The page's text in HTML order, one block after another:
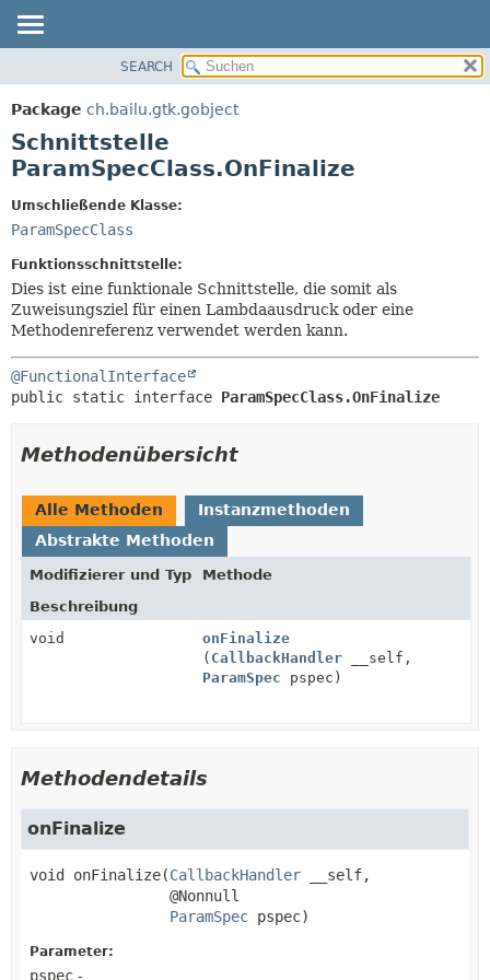
PACKAGE
KLASSE
BAUM
INDEX
KONSTRUKTOR
METHODE
SEARCH
Package ch.bailu.gtk.gobject
Schnittstelle
ParamSpecClass.OnFinalize
Umschließende Klasse:
ParamSpecClass
Funktionsschnittstelle:
Dies ist eine funktionale Schnittstelle, die somit als
Zuweisungsziel für einen Lambdaausdruck oder eine
Methodenreferenz verwendet werden kann.
@FunctionalInterface
public static interface ParamSpecClass.OnFinalize
Methodenübersicht
Alle Methoden
Instanzmethoden
Abstrakte Methoden
Modifizierer und Typ
Methode
Beschreibung
void
onFinalize
( CallbackHandler __self,
ParamSpec pspec)
Methodendetails
onFinalize
void onFinalize(CallbackHandler __self,
@Nonnull
ParamSpec pspec)
Parameter:
pspec -